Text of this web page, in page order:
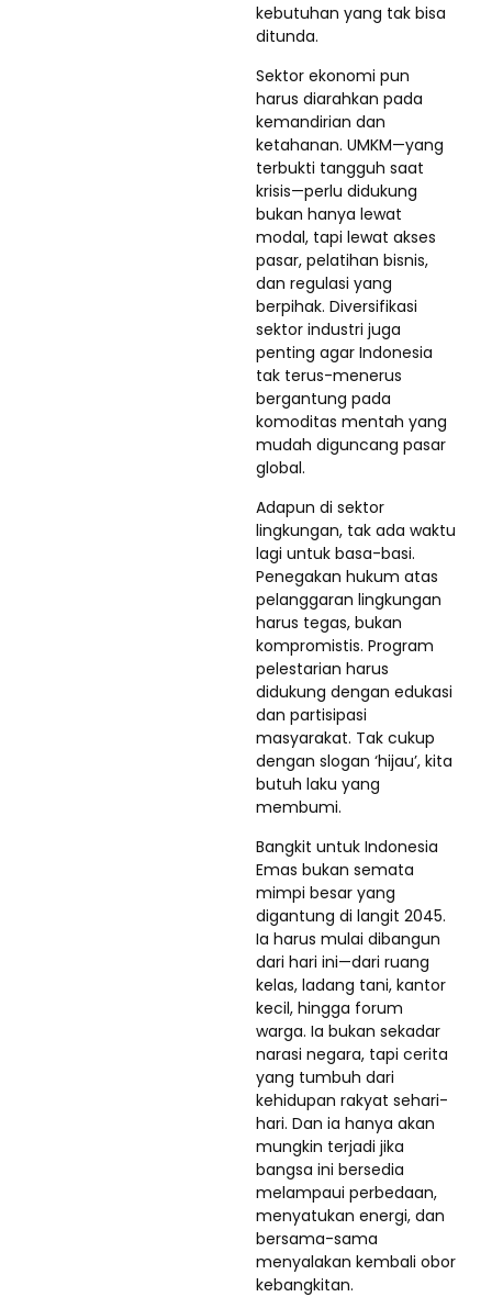
kebutuhan yang tak bisa
ditunda.
Sektor ekonomi pun
harus diarahkan pada
kemandirian dan
ketahanan. UMKM—yang
terbukti tangguh saat
krisis—perlu didukung
bukan hanya lewat
modal, tapi lewat akses
pasar, pelatihan bisnis,
dan regulasi yang
berpihak. Diversifikasi
sektor industri juga
penting agar Indonesia
tak terus-menerus
bergantung pada
komoditas mentah yang
mudah diguncang pasar
global.
Adapun di sektor
lingkungan, tak ada waktu
lagi untuk basa-basi.
Penegakan hukum atas
pelanggaran lingkungan
harus tegas, bukan
kompromistis. Program
pelestarian harus
didukung dengan edukasi
dan partisipasi
masyarakat. Tak cukup
dengan slogan ‘hijau’, kita
butuh laku yang
membumi.
Bangkit untuk Indonesia
Emas bukan semata
mimpi besar yang
digantung di langit 2045.
Ia harus mulai dibangun
dari hari ini—dari ruang
kelas, ladang tani, kantor
kecil, hingga forum
warga. Ia bukan sekadar
narasi negara, tapi cerita
yang tumbuh dari
kehidupan rakyat sehari-
hari. Dan ia hanya akan
mungkin terjadi jika
bangsa ini bersedia
melampaui perbedaan,
menyatukan energi, dan
bersama-sama
menyalakan kembali obor
kebangkitan.